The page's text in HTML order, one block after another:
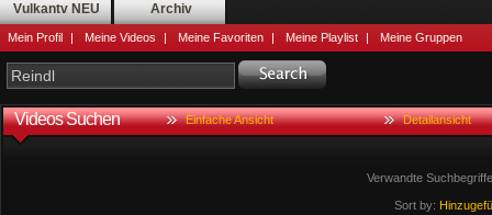
Vulkantv NEU Archiv
Mein Profil | Meine Videos | Meine Favoriten | Meine Playlist | Meine Gruppen
Videos Suchen Einfache Ansicht Detailansicht
Verwandte
Sort by: